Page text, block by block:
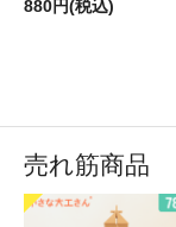
880円(税込)
売れ筋商品